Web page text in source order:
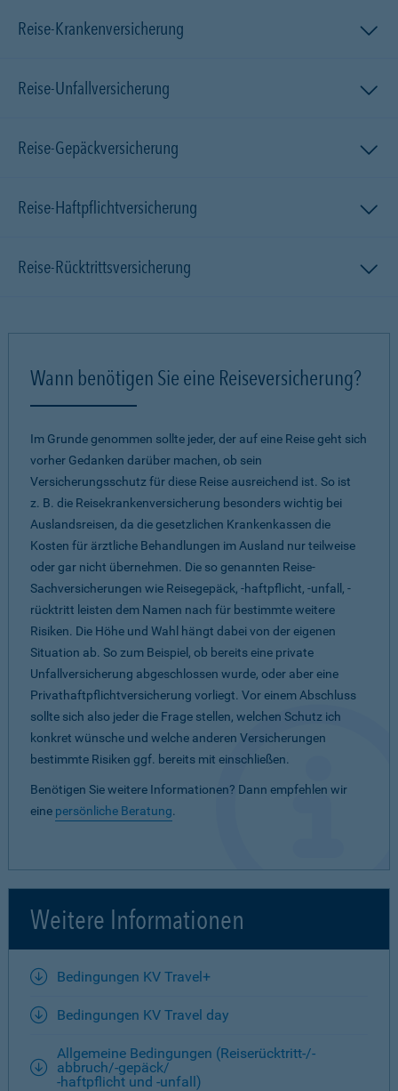
Reise-Krankenversicherung
Reise-Unfallversicherung
Reise-Gepäckversicherung
Reise-Haftpflichtversicherung
Reise-Rücktrittsversicherung
Wann benötigen Sie eine Reiseversicherung?
Im Grunde genommen sollte jeder, der auf eine Reise geht sich
vorher Gedanken darüber machen, ob sein
Versicherungsschutz für diese Reise ausreichend ist. So ist
z. B. die Reisekrankenversicherung besonders wichtig bei
Auslandsreisen, da die gesetzlichen Krankenkassen die
Kosten für ärztliche Behandlungen im Ausland nur teilweise
oder gar nicht übernehmen. Die so genannten Reise-
Sachversicherungen wie Reisegepäck, -haftpflicht, -unfall, -
rücktritt leisten dem Namen nach für bestimmte weitere
Risiken. Die Höhe und Wahl hängt dabei von der eigenen
Situation ab. So zum Beispiel, ob bereits eine private
Unfallversicherung abgeschlossen wurde, oder aber eine
Privathaftpflichtversicherung vorliegt. Vor einem Abschluss
sollte sich also jeder die Frage stellen, welchen Schutz ich
konkret wünsche und welche anderen Versicherungen
bestimmte Risiken ggf. bereits mit einschließen.
Benötigen Sie weitere Informationen? Dann empfehlen wir
eine persönliche Beratung.
Weitere Informationen
Bedingungen KV Travel+
Bedingungen KV Travel day
Allgemeine Bedingungen (Reiserücktritt-/-
abbruch/-gepäck/
-haftpflicht und -unfall)